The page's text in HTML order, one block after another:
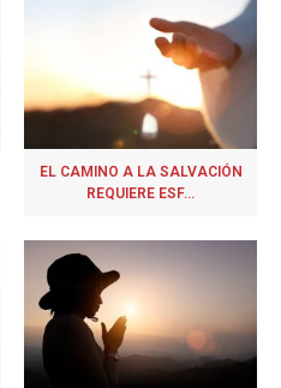
EL CAMINO A LA SALVACIÓN
REQUIERE ESF...